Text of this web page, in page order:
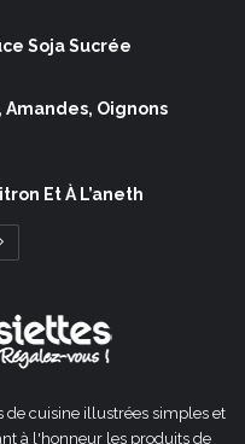
Soja Sucrée
Amandes, Oignons
Et À L’aneth
Page
de cuisine illustrées simples et
à l'honneur les produits de